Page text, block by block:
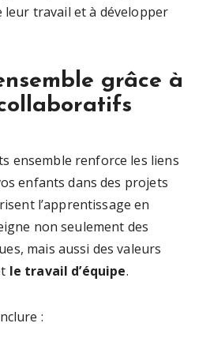
leur travail et à développer
grâce à
ensemble renforce les liens
enfants dans des projets
l’apprentissage en
non seulement des
mais aussi des valeurs
le travail d’équipe.
: